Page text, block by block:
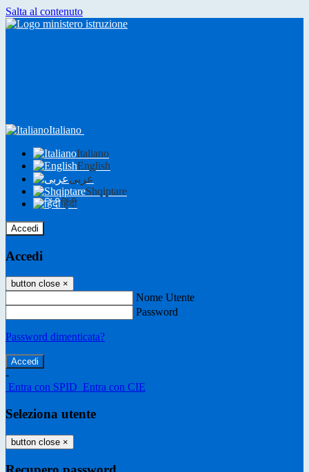
Salta al contenuto
Italiano
Italiano
English
عربى
Shqiptare
हिंदी
Accedi
Accedi
button close ×
Nome Utente
Password
Password dimenticata?
-
Entra con SPID Entra con CIE
Seleziona utente
button close ×